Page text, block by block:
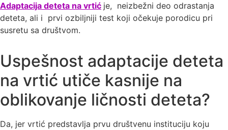
Adaptacija deteta na vrtić je, neizbežni deo odrastanja
deteta, ali i prvi ozbiljniji test koji očekuje porodicu pri
susretu sa društvom.
Uspešnost adaptacije deteta
na vrtić utiče kasnije na
oblikovanje ličnosti deteta?
Da, jer vrtić predstavlja prvu društvenu instituciju koju